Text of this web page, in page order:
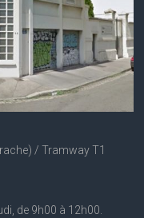
/ Tramway T1
de 9h00 à 12h00.